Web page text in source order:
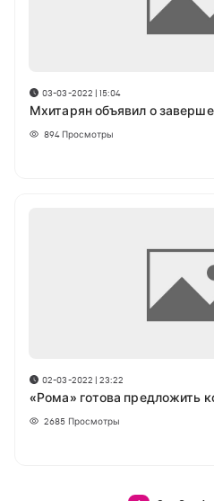
03-03-2022 | 15:04
Мхитарян объявил о
894 Просмотры
02-03-2022 | 23:22
«Рома» готова предложить
2685 Просмотры